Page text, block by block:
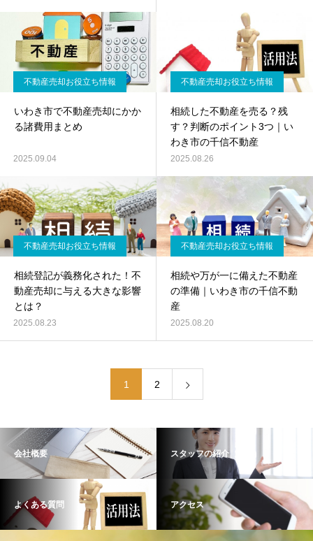
不動産売却お役立ち情報
いわき市で不動産売却にかか
る諸費用まとめ
2025.09.04
不動産売却お役立ち情報
相続した不動産を売る？残
す？判断のポイント3つ｜い
わき市の千信不動産
2025.08.26
不動産売却お役立ち情報
相続登記が義務化された！不
動産売却に与える大きな影響
とは？
2025.08.23
不動産売却お役立ち情報
相続や万が一に備えた不動産
の準備｜いわき市の千信不動
産
2025.08.20
1 2
会社概要 スタッフの紹介
よくある質問 アクセス